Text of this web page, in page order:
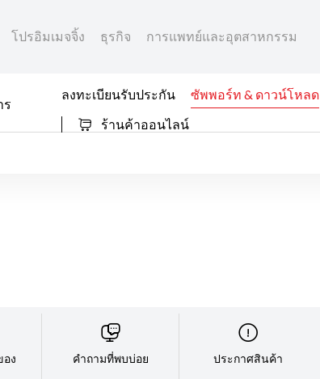
โปรอิมเมจจิ้ง ธุรกิจ การแพทย์และอุตสาหกรรม
ร
ลงทะเบียนรับประกัน
ซัพพอร์ท & ดาวน์โหลด
ร้านค้าออนไลน์
ง
คำถามที่พบบ่อย ประกาศสินค้า